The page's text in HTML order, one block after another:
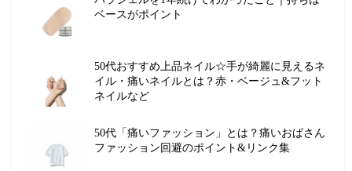
ベースがポイント
50代おすすめ上品ネイル☆手が綺麗に見えるネ
イル・痛いネイルとは？赤・ベージュ&フット
ネイルなど
50代「痛いファッション」とは？痛いおばさん
ファッション回避のポイント&リンク集